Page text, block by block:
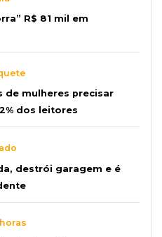
R$ 81 mil em
de mulheres precisar
dos leitores
destrói garagem e é